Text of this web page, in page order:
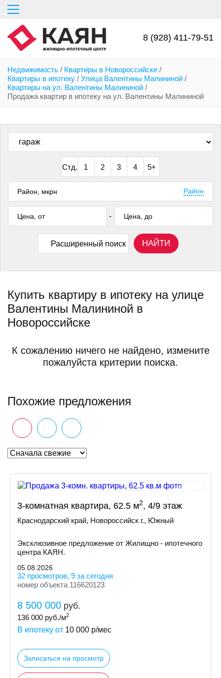
Перейти
основному
содержанию
8 (928) 411-79-51
Недвижимость / Квартиры в Новороссийске /
Квартиры в ипотеку / Улица Валентины Малининой /
Квартиры на ул. Валентины Малининой /
Продажа квартир в ипотеку на ул. Валентины Малининой
Стд. 1 2 3 4 5+
Район
-
Расширенный поиск НАЙТИ
Купить квартиру в ипотеку на улице
Валентины Малининой в
Новороссийске
К сожалению ничего не найдено, измените
пожалуйста критерии поиска.
Похожие предложения
3-комнатная квартира, 62.5 м2, 4/9 этаж
Краснодарский край, Новороссийск г., Южный
Эксклюзивное предложение от Жилищно - ипотечного
центра КАЯН.
05.08.2026
32 просмотров, 9 за сегодня
номер объекта 116620123
8 500 000 руб.
136 000 руб./м2
В ипотеку от 10 000 р/мес
Записаться на просмотр